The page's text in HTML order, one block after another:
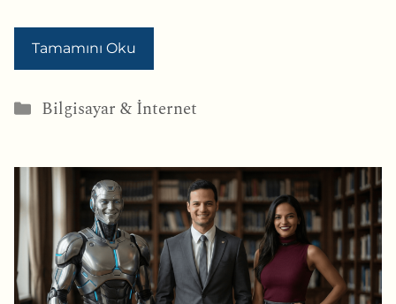
Tamamını Oku
Kategoriler
Bilgisayar & İnternet